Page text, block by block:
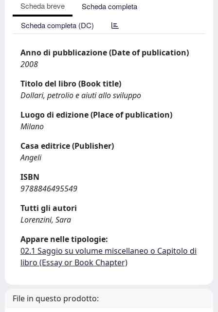
Scheda breve
Scheda completa
Scheda completa (DC)
Anno di pubblicazione (Date of publication)
2008
Titolo del libro (Book title)
Dollari, petrolio e aiuti allo sviluppo
Luogo di edizione (Place of publication)
Milano
Casa editrice (Publisher)
Angeli
ISBN
9788846495549
Tutti gli autori
Lorenzini, Sara
Appare nelle tipologie:
02.1 Saggio su volume miscellaneo o Capitolo di
libro (Essay or Book Chapter)
File in questo prodotto: